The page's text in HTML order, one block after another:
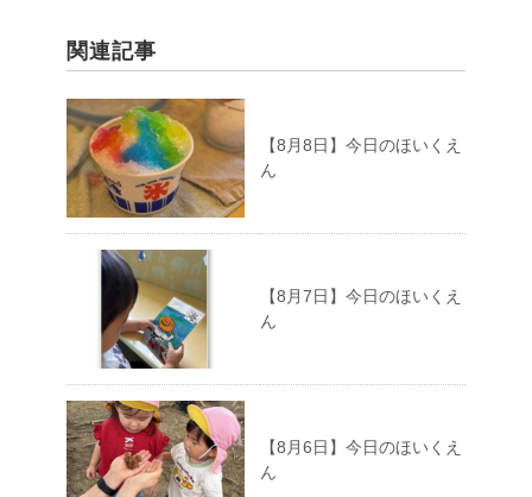
関連記事
【8月8日】今日のほいくえ
ん
【8月7日】今日のほいくえ
ん
【8月6日】今日のほいくえ
ん